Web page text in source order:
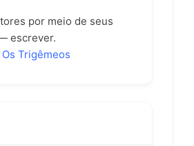
por meio de seus
escrever.
Trigêmeos